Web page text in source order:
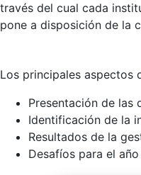
través del cual cada
pone a disposición de la
Los principales aspectos
Presentación de las
Identificación de la
Resultados de la
Desafíos para el